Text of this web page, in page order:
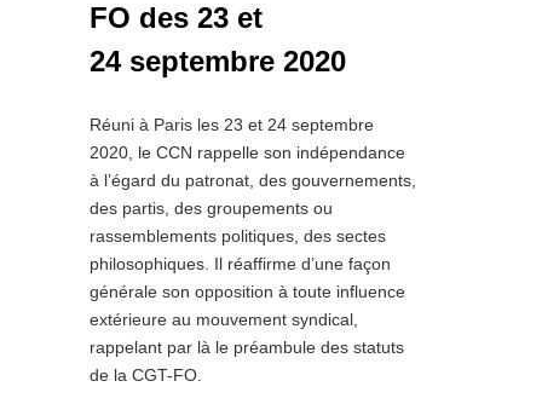
FO des 23 et
24 septembre 2020
Réuni à Paris les 23 et 24 septembre
2020, le CCN rappelle son indépendance
à l’égard du patronat, des gouvernements,
des partis, des groupements ou
rassemblements politiques, des sectes
philosophiques. Il réaffirme d’une façon
générale son opposition à toute influence
extérieure au mouvement syndical,
rappelant par là le préambule des statuts
de la CGT-FO.